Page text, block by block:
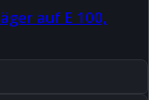
auf E 100,